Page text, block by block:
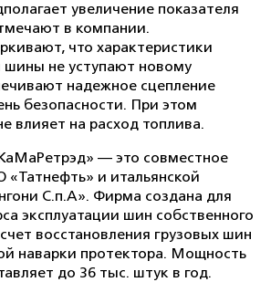
увеличение показателя
в компании.
что характеристики
шины не уступают новому
надежное сцепление
безопасности. При этом
влияет на расход топлива.
— это совместное
и итальянской
С.п.А». Фирма создана для
эксплуатации шин собственного
восстановления грузовых шин
наварки протектора. Мощность
до 36 тыс. штук в год.